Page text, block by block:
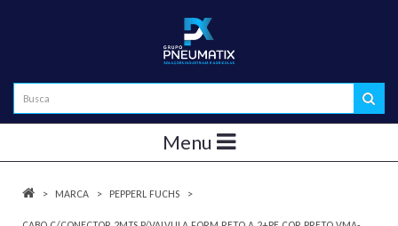
Menu
MARCA PEPPERL FUCHS